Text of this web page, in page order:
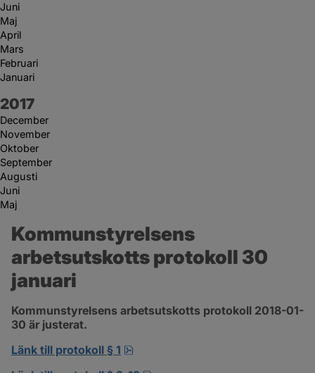
Juni
Maj
April
Mars
Februari
Januari
År:
2017
December
November
Oktober
September
Augusti
Juni
Maj
Kommunstyrelsens
arbetsutskotts protokoll 30
januari
Kommunstyrelsens arbetsutskotts protokoll 2018-01-
30 är justerat.
Länk till protokoll § 1